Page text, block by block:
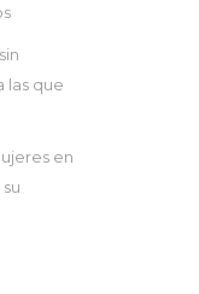
las que
en